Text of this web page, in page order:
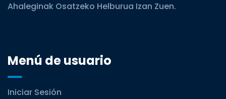
Ahaleginak Osatzeko Helburua Izan Zuen.
Menú de usuario
Iniciar Sesión